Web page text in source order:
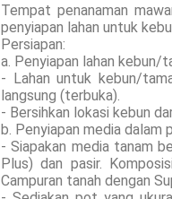
Tempat penanaman
penyiapan lahan untuk
Persiapan:
a. Penyiapan lahan kebun/
- Lahan untuk kebun/
langsung (terbuka).
- Bersihkan lokasi kebun
b. Penyiapan media dalam
- Siapakan media tanam
Plus) dan pasir.
Campuran tanah dengan